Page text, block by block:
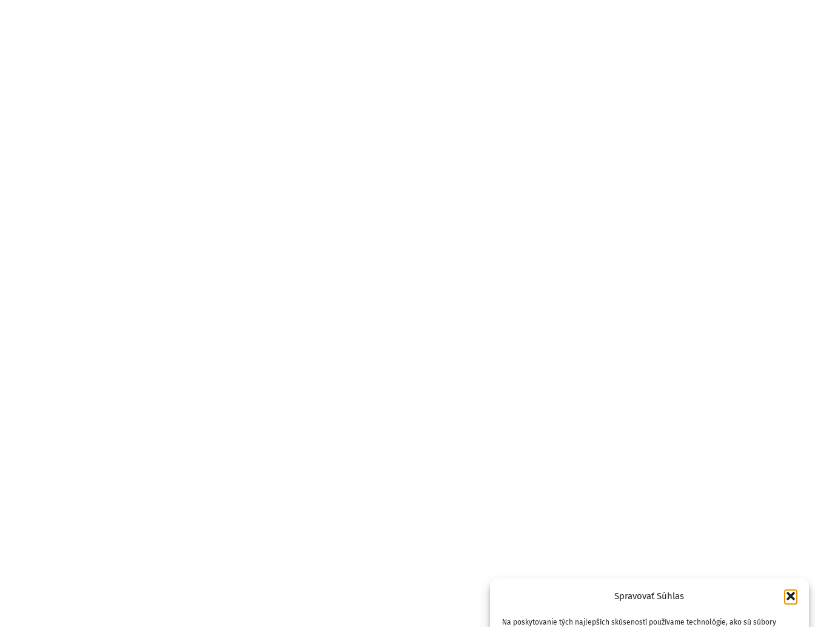
Spravovať Súhlas
Na poskytovanie tých najlepších skúseností používame technológie, ako sú súbory